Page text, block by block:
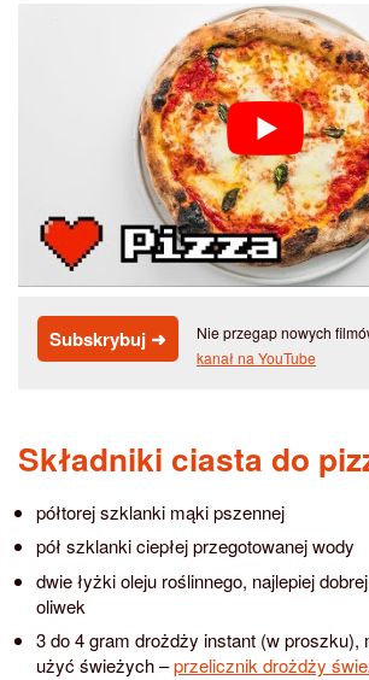
Subskrybuj ➜
Nie przegap nowych
kanał na YouTube
Składniki ciasta do
półtorej szklanki mąki pszennej
pół szklanki ciepłej przegotowanej wody
dwie łyżki oleju roślinnego, najlepiej
oliwek
3 do 4 gram drożdży instant (w proszku),
użyć świeżych –przelicznik drożdży